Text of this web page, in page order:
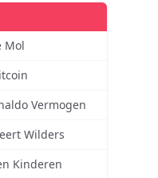
Mol
Vermogen
Wilders
Kinderen